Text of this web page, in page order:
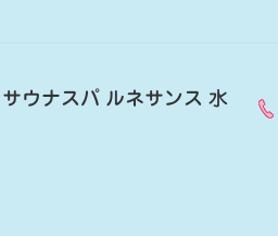
サウナスパ ルネサンス 水